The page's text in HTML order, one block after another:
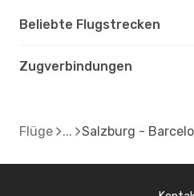
Beliebte Flugstrecken
Zugverbindungen
Flüge Salzburg -